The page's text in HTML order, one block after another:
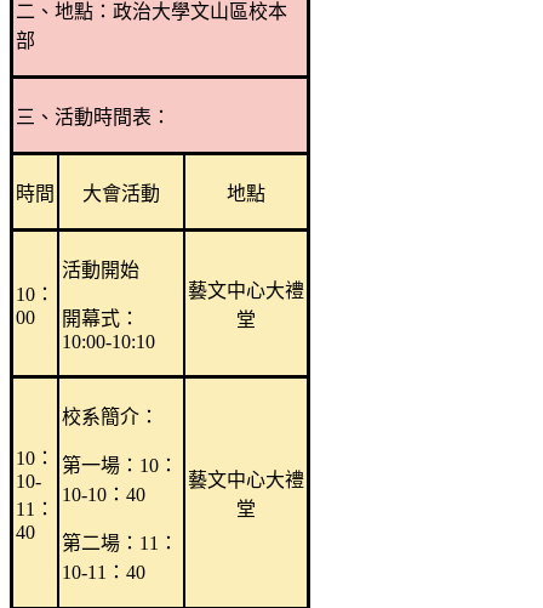
二、地點：政治大學文山區校本
部
三、活動時間表：
時間 大會活動 地點
10：
00
活動開始
開幕式：
10:00-10:10
藝文中心大禮
堂
10：
10-
11：
40
校系簡介：
第一場：10：
10-10：40
第二場：11：
10-11：40
藝文中心大禮
堂